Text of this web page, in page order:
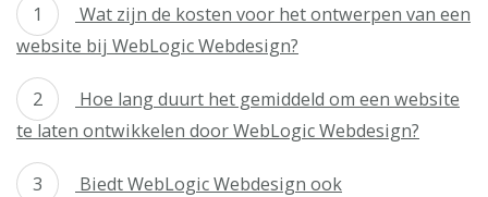
Wat zijn de kosten voor het ontwerpen van een
website bij WebLogic Webdesign?
Hoe lang duurt het gemiddeld om een website
te laten ontwikkelen door WebLogic Webdesign?
Biedt WebLogic Webdesign ook